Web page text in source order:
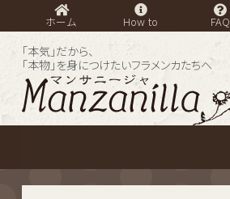
ホーム How to FAQ
「本気」だから、
「本物」を身につけたいフラメンカたちへ